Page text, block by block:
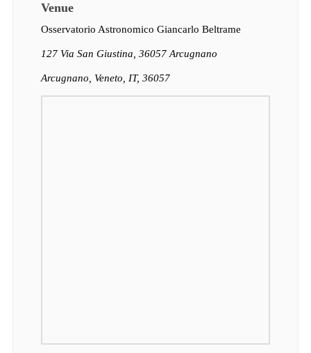
Venue
Osservatorio Astronomico Giancarlo Beltrame
127 Via San Giustina, 36057 Arcugnano
Arcugnano, Veneto, IT, 36057